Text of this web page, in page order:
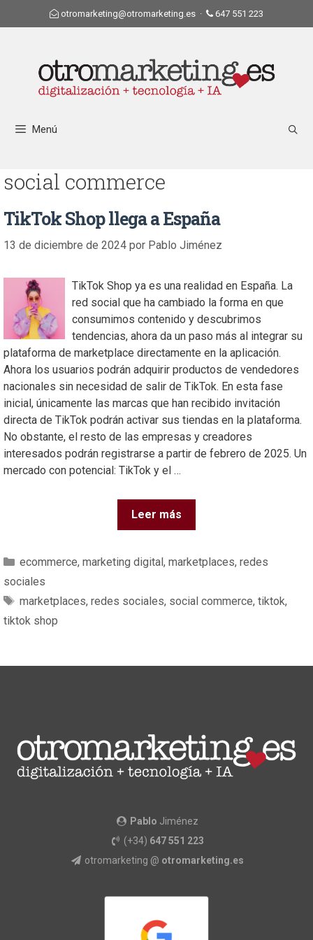
otromarketing@otromarketing.es · 647 551 223
Menú
social commerce
TikTok Shop llega a España
13 de diciembre de 2024 por Pablo Jiménez
TikTok Shop ya es una realidad en España. La
red social que ha cambiado la forma en que
consumimos contenido y descubrimos
tendencias, ahora da un paso más al integrar su
plataforma de marketplace directamente en la aplicación.
Ahora los usuarios podrán adquirir productos de vendedores
nacionales sin necesidad de salir de TikTok. En esta fase
inicial, únicamente las marcas que han recibido invitación
directa de TikTok podrán activar sus tiendas en la plataforma.
No obstante, el resto de las empresas y creadores
interesados podrán registrarse a partir de febrero de 2025. Un
mercado con potencial: TikTok y el …
Leer más
ecommerce, marketing digital, marketplaces, redes
sociales
marketplaces, redes sociales, social commerce, tiktok,
tiktok shop
Pablo Jiménez
(+34) 647 551 223
otromarketing @ otromarketing.es